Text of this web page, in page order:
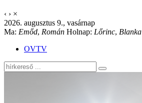
‹ › ×
2026. augusztus 9., vasárnap
Ma: Emőd, Román Holnap: Lőrinc, Blanka
OVTV